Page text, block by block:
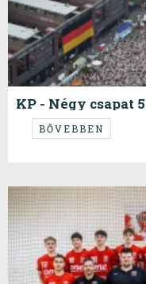
KP - Négy csapat
BŐVEBBEN